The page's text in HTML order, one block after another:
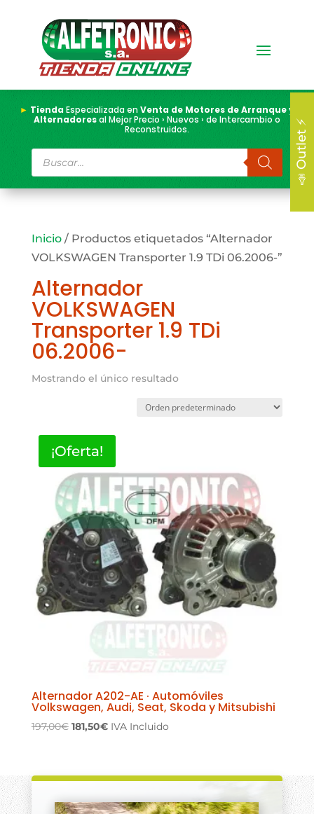
► TiendaEspecializada enVenta de Motores de Arranque y
Alternadoresal Mejor Precio › Nuevos › de Intercambio o
Reconstruidos.
Búsqueda
de
productos
Inicio/ Productos etiquetados “Alternador
VOLKSWAGEN Transporter 1.9 TDi 06.2006-”
Alternador
VOLKSWAGEN
Transporter 1.9 TDi
06.2006-
Mostrando el único resultado
¡Oferta!
Alternador A202-AE · Automóviles
Volkswagen, Audi, Seat, Skoda y Mitsubishi
197,00€ El
era:
181,50€El
es:
IVA Incluido
📣 Outlet ⚡